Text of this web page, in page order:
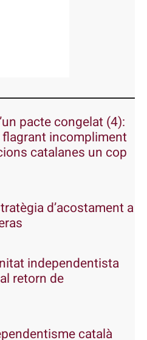
pacte congelat (4):
flagrant incompliment
catalanes un cop
d’acostament a
independentista
retorn de
català